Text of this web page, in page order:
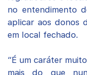
no entendimento
aplicar aos donos
em local fechado.
“É um caráter
mais do que